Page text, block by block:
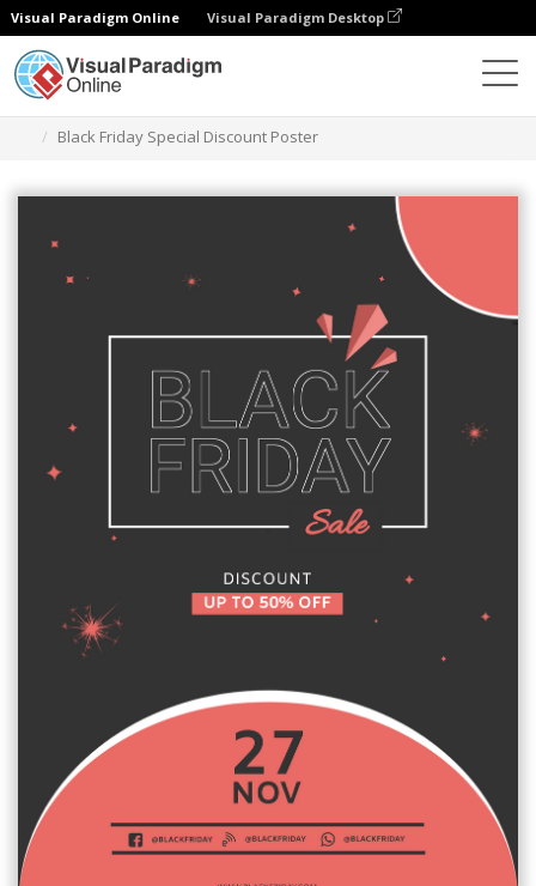
Visual Paradigm Online Visual Paradigm Desktop
Black Friday Special Discount Poster